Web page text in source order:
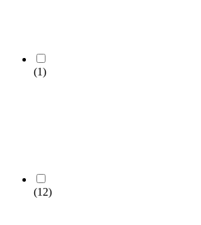
(1)
(12)